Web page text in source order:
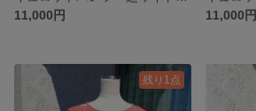
11,000円
11,000円
残り1点